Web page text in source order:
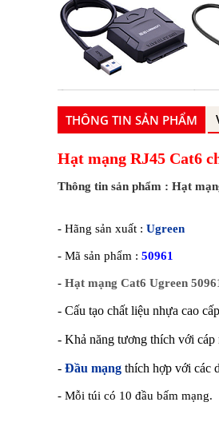
THÔNG TIN SẢN PHẨM
Hạt mạng RJ45 Cat6
Thông tin sản phẩm : Hạt
- Hãng sản xuất : Ugreen
- Mã sản phẩm : 50961
- Hạt mạng Cat6 Ugreen
- Cấu tạo chất liệu nhựa cao
- Khả năng tương thích với cáp
- Đầu mạng thích hợp với các
- Mỗi túi có 10 đầu bấm mạng.